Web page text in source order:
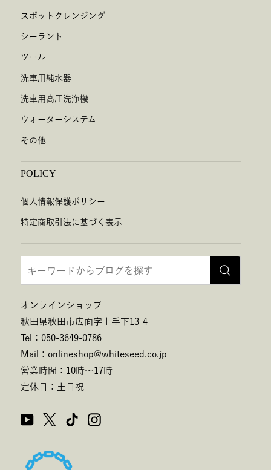
スポットクレンジング
シーラント
ツール
洗車用純水器
洗車用高圧洗浄機
ウォーターシステム
その他
POLICY
個人情報保護ポリシー
特定商取引法に基づく表示
オンラインショップ
秋田県秋田市広面字土手下13-4
Tel：050-3649-0786
Mail：onlineshop@whiteseed.co.jp
営業時間：10時～17時
定休日：土日祝